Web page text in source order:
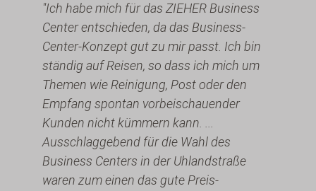
"Ich habe mich für das ZIEHER Business
Center entschieden, da das Business-
Center-Konzept gut zu mir passt. Ich bin
ständig auf Reisen, so dass ich mich um
Themen wie Reinigung, Post oder den
Empfang spontan vorbeischauender
Kunden nicht kümmern kann. ...
Ausschlaggebend für die Wahl des
Business Centers in der Uhlandstraße
waren zum einen das gute Preis-